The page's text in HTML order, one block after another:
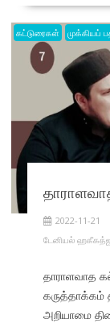
கட்டுரைகள் முக்கியப்
2022-11-21
டேனியல்
தாராளவாத
கருத்தாக்கம்
அறியாமை